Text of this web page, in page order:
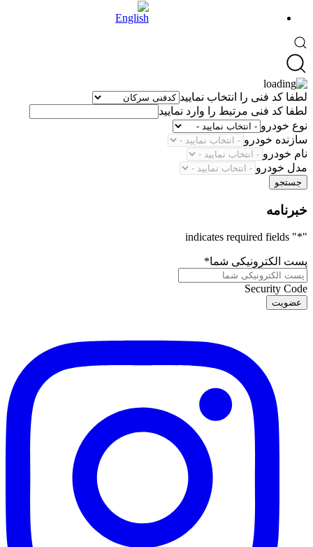
لطفا کد فنی را انتخاب نمایید
لطفا کد فنی مرتبط را وارد نمایید
نوع خودرو
سازنده خودرو
نام خودرو
مدل خودرو
جستجو
خبرنامه
"
*
" indicates required fields
پست الکترونیکی شما*
Security Code